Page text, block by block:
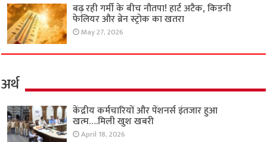
बढ़ रही गर्मी के बीच नौतपा! हार्ट अटैक, किडनी
फेलियर और ब्रेन स्ट्रोक का खतरा
May 27, 2026
अर्थ
केंद्रीय कर्मचारियों और पेंशनर्स इंतजार हुआ
खत्म….मिली खुश खबरी
April 18, 2026